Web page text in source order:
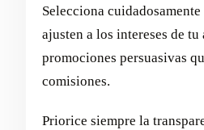
Selecciona
ajusten a los intereses de
promociones persuasivas
comisiones.
Priorice siempre la